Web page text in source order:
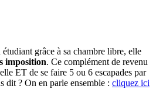
grâce à sa chambre libre, elle
imposition. Ce complément de revenu
ET de se faire 5 ou 6 escapades par
dit ? On en parle ensemble : cliquez ici